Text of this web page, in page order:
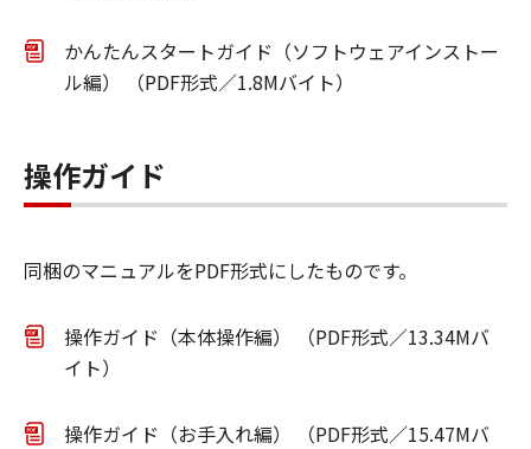
かんたんスタートガイド（ソフトウェアインストー
ル編） （PDF形式／1.8Mバイト）
操作ガイド
同梱のマニュアルをPDF形式にしたものです。
操作ガイド（本体操作編） （PDF形式／13.34Mバ
イト）
操作ガイド（お手入れ編） （PDF形式／15.47Mバ